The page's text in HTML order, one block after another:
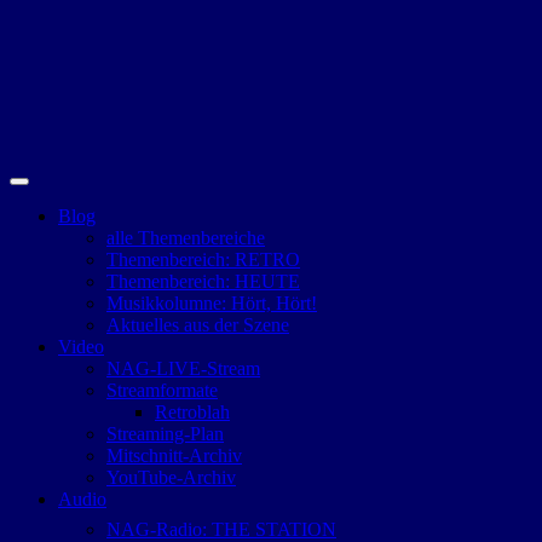
Blog
alle Themenbereiche
Themenbereich: RETRO
Themenbereich: HEUTE
Musikkolumne: Hört, Hört!
Aktuelles aus der Szene
Video
NAG-LIVE-Stream
Streamformate
Retroblah
Streaming-Plan
Mitschnitt-Archiv
YouTube-Archiv
Audio
NAG-Radio: THE STATION